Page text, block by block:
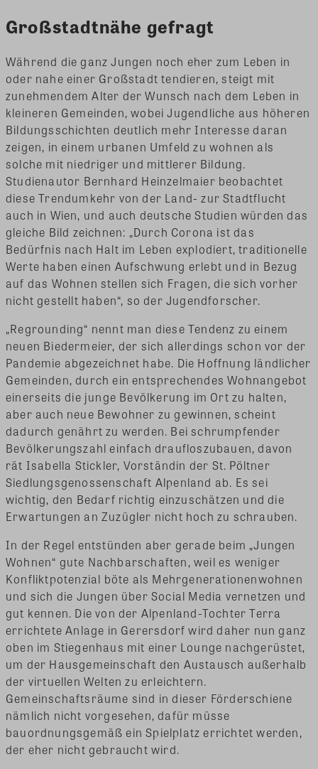
Großstadtnähe gefragt
Während die ganz Jungen noch eher zum Leben in
oder nahe einer Großstadt tendieren, steigt mit
zunehmendem Alter der Wunsch nach dem Leben in
kleineren Gemeinden, wobei Jugendliche aus höheren
Bildungsschichten deutlich mehr Interesse daran
zeigen, in einem urbanen Umfeld zu wohnen als
solche mit niedriger und mittlerer Bildung.
Studienautor Bernhard Heinzelmaier beobachtet
diese Trendumkehr von der Land- zur Stadtflucht
auch in Wien, und auch deutsche Studien würden das
gleiche Bild zeichnen: „Durch Corona ist das
Bedürfnis nach Halt im Leben explodiert, traditionelle
Werte haben einen Aufschwung erlebt und in Bezug
auf das Wohnen stellen sich Fragen, die sich vorher
nicht gestellt haben“, so der Jugendforscher.
„Regrounding“ nennt man diese Tendenz zu einem
neuen Biedermeier, der sich allerdings schon vor der
Pandemie abgezeichnet habe. Die Hoffnung ländlicher
Gemeinden, durch ein entsprechendes Wohnangebot
einerseits die junge Bevölkerung im Ort zu halten,
aber auch neue Bewohner zu gewinnen, scheint
dadurch genährt zu werden. Bei schrumpfender
Bevölkerungszahl einfach draufloszubauen, davon
rät Isabella Stickler, Vorständin der St. Pöltner
Siedlungsgenossenschaft Alpenland ab. Es sei
wichtig, den Bedarf richtig einzuschätzen und die
Erwartungen an Zuzügler nicht hoch zu schrauben.
In der Regel entstünden aber gerade beim „Jungen
Wohnen“ gute Nachbarschaften, weil es weniger
Konfliktpotenzial böte als Mehrgenerationenwohnen
und sich die Jungen über Social Media vernetzen und
gut kennen. Die von der Alpenland-Tochter Terra
errichtete Anlage in Gerersdorf wird daher nun ganz
oben im Stiegenhaus mit einer Lounge nachgerüstet,
um der Hausgemeinschaft den Austausch außerhalb
der virtuellen Welten zu erleichtern.
Gemeinschaftsräume sind in dieser Förderschiene
nämlich nicht vorgesehen, dafür müsse
bauordnungsgemäß ein Spielplatz errichtet werden,
der eher nicht gebraucht wird.